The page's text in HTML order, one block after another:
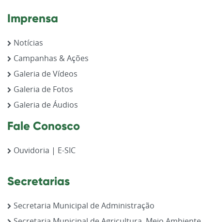
Imprensa
Notícias
Campanhas & Ações
Galeria de Vídeos
Galeria de Fotos
Galeria de Áudios
Fale Conosco
Ouvidoria | E-SIC
Secretarias
Secretaria Municipal de Administração